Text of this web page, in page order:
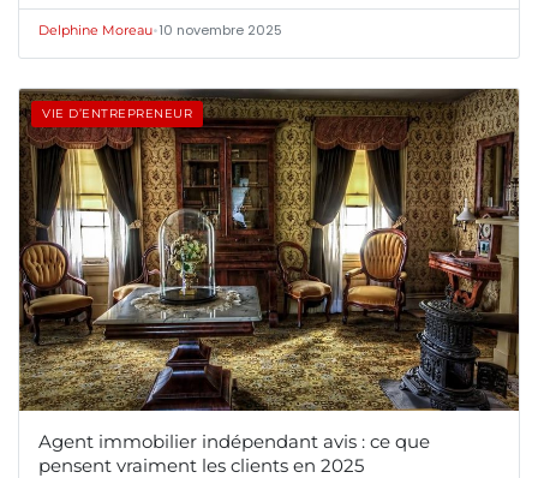
Delphine Moreau•10 novembre 2025
VIE D’ENTREPRENEUR
Agent immobilier indépendant avis : ce que
pensent vraiment les clients en 2025